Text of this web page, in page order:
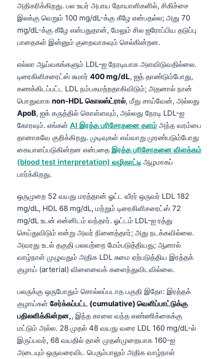
அதிகரிக்கிறது. பல உயர் அபாய நோயாளிகளில், சிகிச்சை
இலக்கு வெறும் 100 mg/dL-க்கு கீழே என்பதல்ல; அது 70
mg/dL-க்கு கீழே என்பதுதான், மேலும் சில ஐரோப்பிய தடுப்பு
பாதைகள் இன்னும் குறைவாகவும் செல்கின்றன.
எல்லா ஆய்வகங்களும் LDL-ஐ நேரடியாக அளவிடுவதில்லை.
டிரைகிளிசரைட்ஸ் சுமார் 400 mg/dL, ஐத் தாண்டும்போது,
கணக்கிடப்பட்ட LDL நம்பகமற்றதாகிவிடும்; அதனால் நான்
பொதுவாக non-HDL கொலஸ்ட்ரால், மீது சாய்வேன், அல்லது
ApoB, ஐக் கருத்தில் கொள்ளவும், அல்லது நேரடி LDL-ஐ
கோரவும். எங்கள் AI இரத்த பரிசோதனை தளம் அந்த வரம்பை
தானாகவே குறிக்கிறது. முடிவுகள் எவ்வாறு முரண்படும்போது
கையாளப்படுகின்றன என்பதை இரத்த பரிசோதனை விளக்கம்
(blood test interpretation) வழிகாட்டி ஆழமாகப்
பார்க்கிறது.
ஒருமுறை 52 வயது மரத்தான் ஓட்ட வீரர் ஒருவர் LDL 182
mg/dL, HDL 68 mg/dL, மற்றும் டிரைகிளிசரைட்ஸ் 72
mg/dL உடன் என்னிடம் வந்தார். ஓட்டம் LDL-ஐ ரத்து
செய்துவிடும் என்று அவர் நினைத்தார்; அது நடக்கவில்லை.
அவரது உடல் தகுதி பலவற்றை மேம்படுத்தியது; ஆனால்
வாழ்நாள் முழுவதும் அதிக LDL சுமை ஏற்படுத்திய இரத்தக்
குழாய் (arterial) விளைவைக் களைந்துவிடவில்லை.
பலருக்கு ஒருபோதும் சொல்லப்படாத பகுதி இதோ: இரத்தக்
குழாய்கள் சேர்க்கப்பட்ட (cumulative) வெளிப்பாட்டுக்கு
பதிலளிக்கின்றன,, இந்த காலை வந்த எண்ணிக்கைக்கு
மட்டும் அல்ல. 28 முதல் 48 வயது வரை LDL 160 mg/dL-ல்
இருப்பவர், 68 வயதில் தான் முதன்முறையாக 160-ஐ
அடையும் ஒருவரைவிட பெரும்பாலும் அதிக வாழ்நாள்